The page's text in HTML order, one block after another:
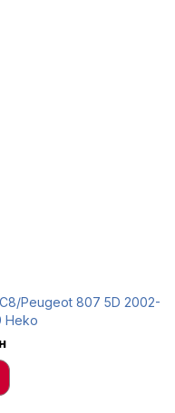
Peugeot 807 5D 2002-
Heko